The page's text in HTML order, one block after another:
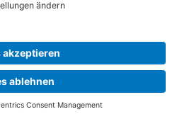
Cookie-Einstellungen Barrierefreiheit